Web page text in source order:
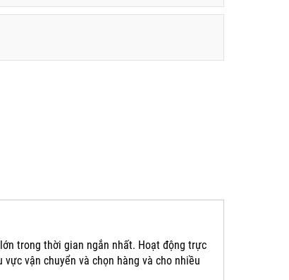
trong thời gian ngắn nhất. Hoạt động trực
vận chuyển và chọn hàng và cho nhiều